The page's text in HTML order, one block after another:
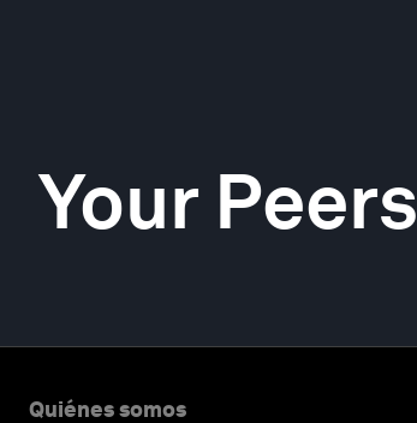
Your Peers
Quiénes somos